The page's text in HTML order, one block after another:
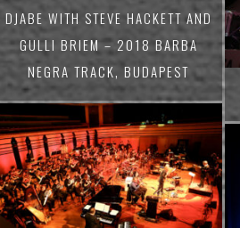
DJABE WITH STEVE HACKETT AND
GULLI BRIEM – 2018 BARBA
NEGRA TRACK, BUDAPEST